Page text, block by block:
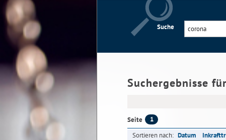
Suche
Suchergebnisse
Seite 1
Sortieren nach: Datum